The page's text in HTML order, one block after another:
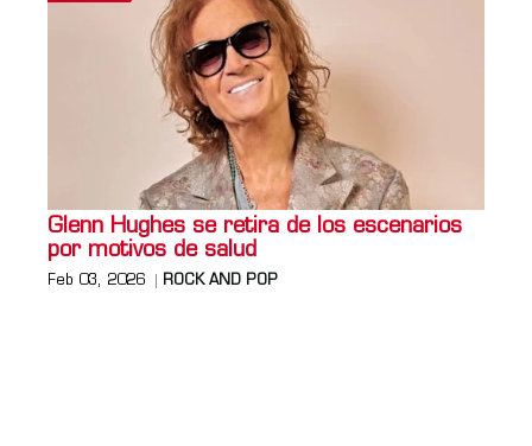
Glenn Hughes se retira de los escenarios
por motivos de salud
Feb 03, 2026 ROCK AND POP